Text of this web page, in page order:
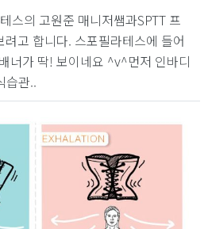
스의 고원준 매니저쌤과SPTT 프
고 합니다. 스포필라테스에 들어
너가 딱! 보이네요 ^v^​먼저 인바디
습관..